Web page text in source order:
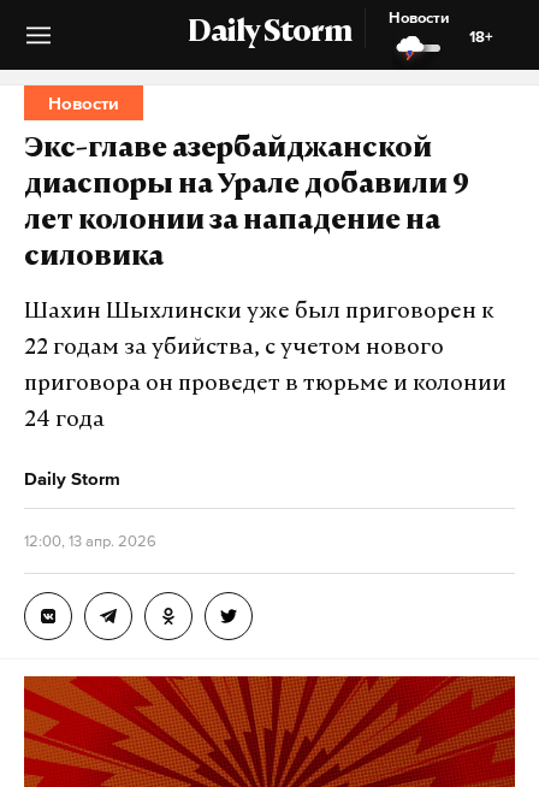
Daily Storm
Новости
18+
Новости
Экс-главе азербайджанской
диаспоры на Урале добавили 9
лет колонии за нападение на
силовика
Шахин Шыхлински уже был приговорен к
22 годам за убийства, с учетом нового
приговора он проведет в тюрьме и колонии
24 года
Daily Storm
12:00, 13 апр. 2026